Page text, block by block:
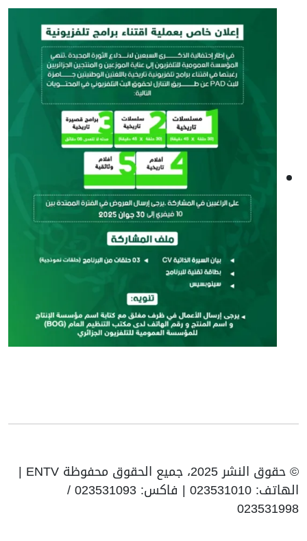
© حقوق النشر 2025، جميع الحقوق محفوظة ENTV |
الهاتف: 023531010 | فاكس: 023531093 /
023531998